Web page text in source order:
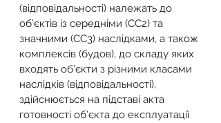
(відповідальності) належать до
об’єктів із середніми (СС2) та
значними (СС3) наслідками, а також
комплексів (будов), до складу яких
входять об’єкти з різними класами
наслідків (відповідальності),
здійснюється на підставі акта
готовності об’єкта до експлуатації